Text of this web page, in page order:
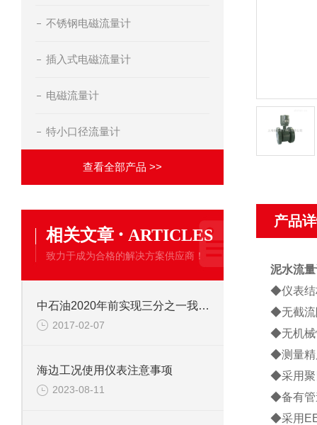
不锈钢电磁流量计
插入式电磁流量计
电磁流量计
特小口径流量计
查看全部产品 >>
相关文章 · ARTICLES
致力于成为合格的解决方案供应商！
中石油2020年前实现三分之一我国页岩气目标
2017-02-07
海边工况使用仪表注意事项
2023-08-11
产品
泥水流
◆仪表结
◆无截流
◆无机械
◆测量精
◆采用聚
◆备有管
◆采用